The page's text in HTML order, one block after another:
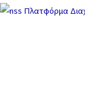
Πλατφόρμα